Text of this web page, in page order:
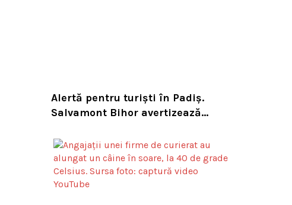
Alertă pentru turiști în Padiș.
Salvamont Bihor avertizează
de pe trasee